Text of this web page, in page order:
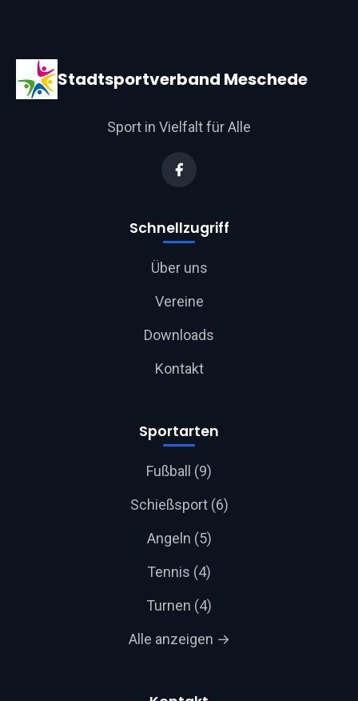
Stadtsportverband Meschede
Sport in Vielfalt für Alle
Schnellzugriff
Über uns
Vereine
Downloads
Kontakt
Sportarten
Fußball (9)
Schießsport (6)
Angeln (5)
Tennis (4)
Turnen (4)
Alle anzeigen →